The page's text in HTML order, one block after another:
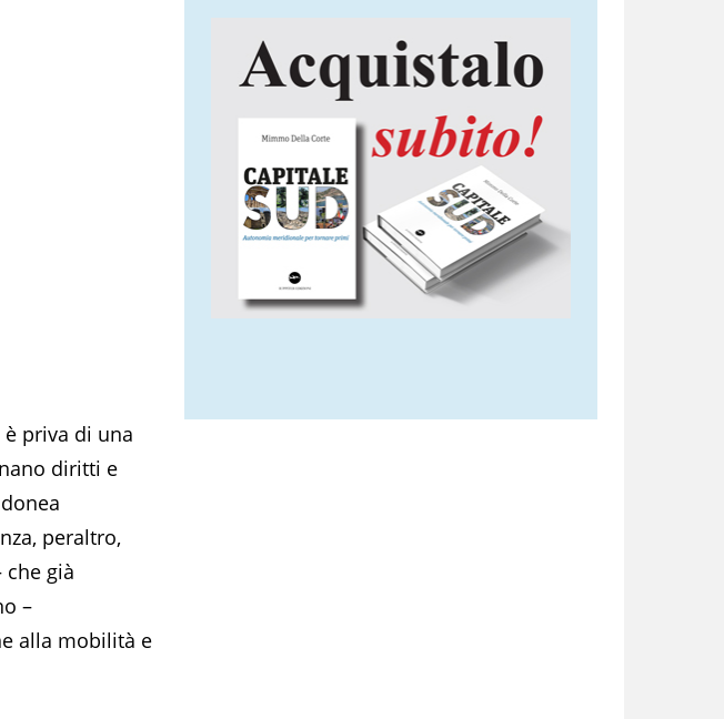
è priva di una
diritti e
peraltro,
che già
–
alla mobilità e